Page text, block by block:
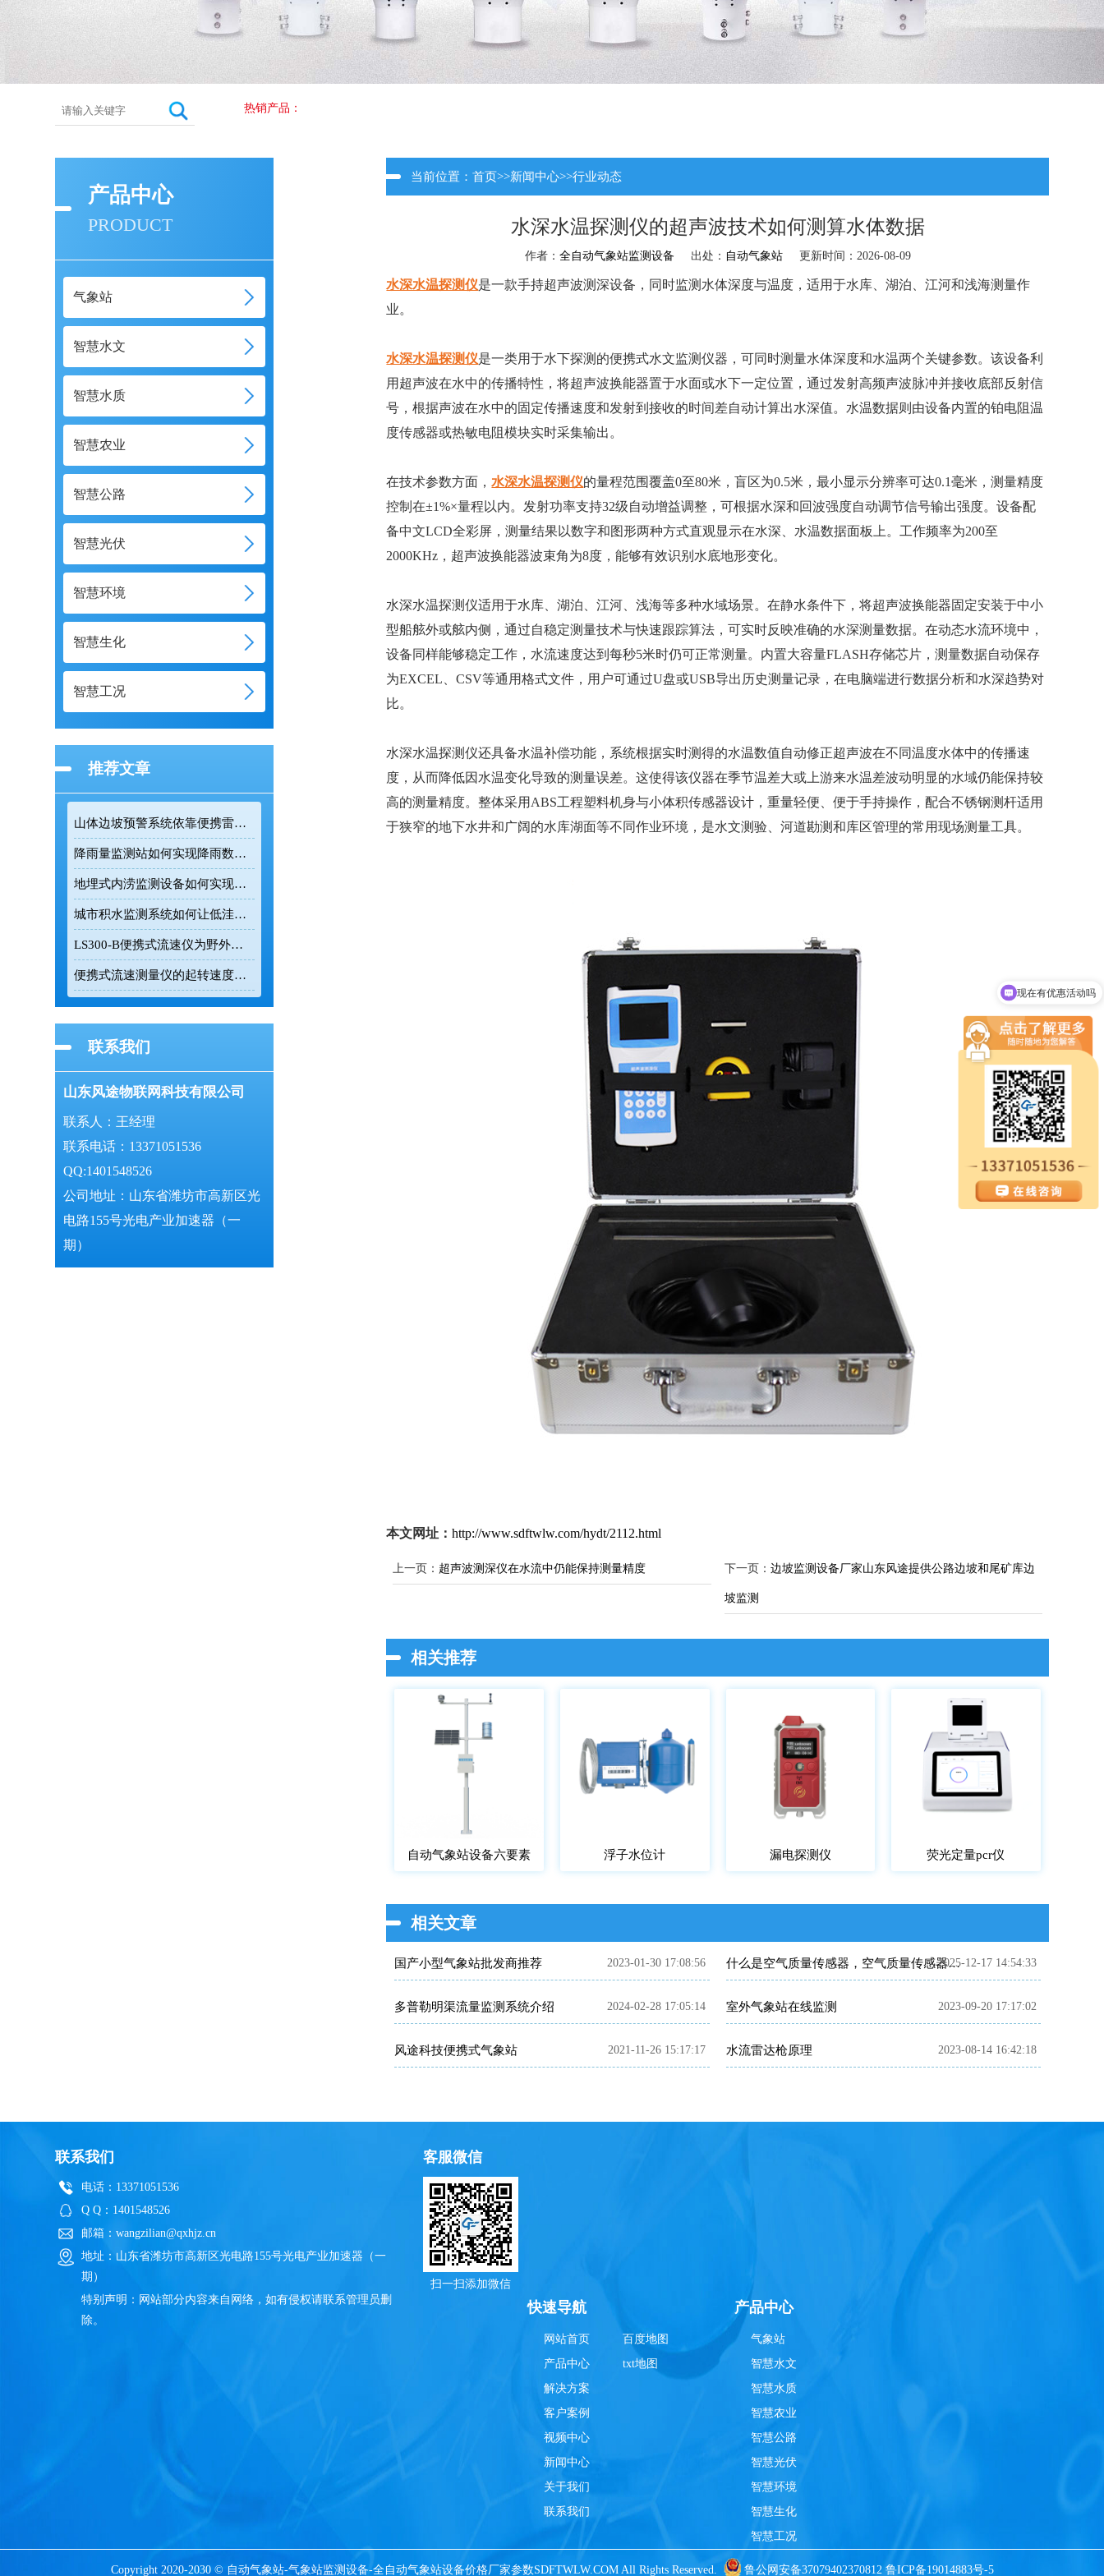
热销产品：
产品中心
PRODUCT
气象站
智慧水文
智慧水质
智慧农业
智慧公路
智慧光伏
智慧环境
智慧生化
智慧工况
推荐文章
山体边坡预警系统依靠便携雷达设备保障抢险现场安全
降雨量监测站如何实现降雨数据的远程实时采集
地埋式内涝监测设备如何实现低功耗长续航水位监测
城市积水监测系统如何让低洼路段实现自动预警
LS300-B便携式流速仪为野外明渠流速流量测量提供可靠数据支持
便携式流速测量仪的起转速度与测量精度技术解析
联系我们
山东风途物联网科技有限公司
联系人：王经理
联系电话：13371051536
QQ:1401548526
公司地址：山东省潍坊市高新区光
电路155号光电产业加速器（一
期）
当前位置：首页>>新闻中心>>行业动态
水深水温探测仪的超声波技术如何测算水体数据
作者： 全自动气象站监测设备 出处： 自动气象站更新时间：2026-08-09
水深水温探测仪是一款手持超声波测深设备，同时监测水体深度与温度，适用于水库、湖泊、江河和浅海测量作
业。
水深水温探测仪是一类用于水下探测的便携式水文监测仪器，可同时测量水体深度和水温两个关键参数。该设备利
用超声波在水中的传播特性，将超声波换能器置于水面或水下一定位置，通过发射高频声波脉冲并接收底部反射信
号，根据声波在水中的固定传播速度和发射到接收的时间差自动计算出水深值。水温数据则由设备内置的铂电阻温
度传感器或热敏电阻模块实时采集输出。
在技术参数方面， 水深水温探测仪的量程范围覆盖0至80米，盲区为0.5米，最小显示分辨率可达0.1毫米，测量精度
控制在±1%×量程以内。发射功率支持32级自动增益调整，可根据水深和回波强度自动调节信号输出强度。设备配
备中文LCD全彩屏，测量结果以数字和图形两种方式直观显示在水深、水温数据面板上。工作频率为200至
2000KHz，超声波换能器波束角为8度，能够有效识别水底地形变化。
水深水温探测仪适用于水库、湖泊、江河、浅海等多种水域场景。在静水条件下，将超声波换能器固定安装于中小
型船舷外或舷内侧，通过自稳定测量技术与快速跟踪算法，可实时反映准确的水深测量数据。在动态水流环境中，
设备同样能够稳定工作，水流速度达到每秒5米时仍可正常测量。内置大容量FLASH存储芯片，测量数据自动保存
为EXCEL、CSV等通用格式文件，用户可通过U盘或USB导出历史测量记录，在电脑端进行数据分析和水深趋势对
比。
水深水温探测仪还具备水温补偿功能，系统根据实时测得的水温数值自动修正超声波在不同温度水体中的传播速
度，从而降低因水温变化导致的测量误差。这使得该仪器在季节温差大或上游来水温差波动明显的水域仍能保持较
高的测量精度。整体采用ABS工程塑料机身与小体积传感器设计，重量轻便、便于手持操作，配合不锈钢测杆适用
于狭窄的地下水井和广阔的水库湖面等不同作业环境，是水文测验、河道勘测和库区管理的常用现场测量工具。
本文网址：http://www.sdftwlw.com/hydt/2112.html
上一页： 超声波测深仪在水流中仍能保持测量精度 下一页： 边坡监测设备厂家山东风途提供公路边坡和尾矿库边
坡监测
相关推荐
自动气象站设备六要素 浮子水位计 漏电探测仪 荧光定量pcr仪
相关文章
国产小型气象站批发商推荐 2023-01-30 17:08:56 什么是空气质量传感器，空气质量传感器知识介绍
2025-12-17 14:54:33
​多普勒明渠流量监测系统介绍 2024-02-28 17:05:14 室外气象站在线监测 2023-09-20 17:17:02
风途科技便携式气象站 2021-11-26 15:17:17 水流雷达枪原理 2023-08-14 16:42:18
联系我们
电话：13371051536
Q Q：1401548526
邮箱：wangzilian@qxhjz.cn
地址：山东省潍坊市高新区光电路155号光电产业加速器（一
期）
特别声明：网站部分内容来自网络，如有侵权请联系管理员删
除。
客服微信
扫一扫添加微信
快速导航
网站首页
产品中心
解决方案
客户案例
视频中心
新闻中心
关于我们
联系我们
百度地图
txt地图
产品中心
气象站
智慧水文
智慧水质
智慧农业
智慧公路
智慧光伏
智慧环境
智慧生化
智慧工况
Copyright 2020-2030 © 自动气象站-气象站监测设备-全自动气象站设备价格厂家参数SDFTWLW.COM All Rights Reserved. 鲁公网安备37079402370812 鲁ICP备19014883号-5
可以介绍下你们的设备么